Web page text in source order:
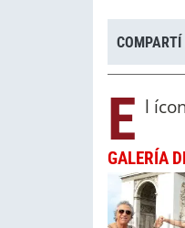
E l
GALERÍA